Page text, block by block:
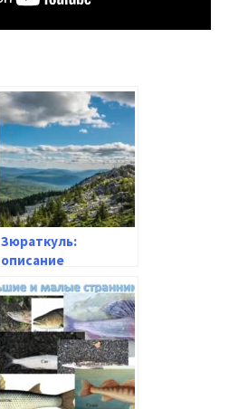
Зюраткуль:
описание
парка и его главных
достопримечательностей